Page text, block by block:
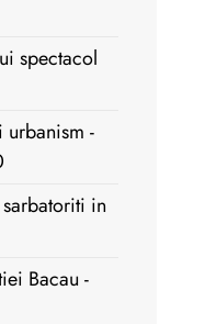
spectacol
urbanism -
in
Bacau -